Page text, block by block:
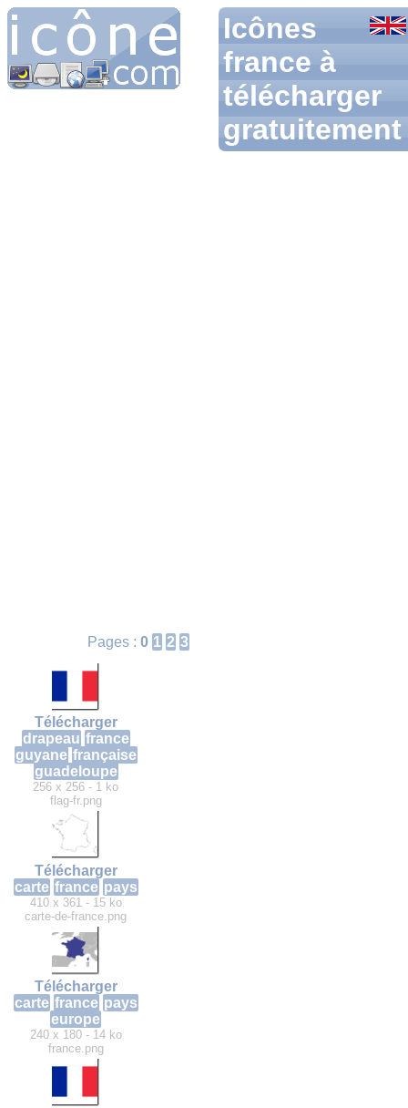
Icônes
france à
télécharger
gratuitement
Pages : 0 1 2 3
Télécharger
drapeau france
guyane française
guadeloupe
256 x 256 - 1 ko
flag-fr.png
Télécharger
carte france pays
410 x 361 - 15 ko
carte-de-france.png
Télécharger
carte france pays
europe
240 x 180 - 14 ko
france.png